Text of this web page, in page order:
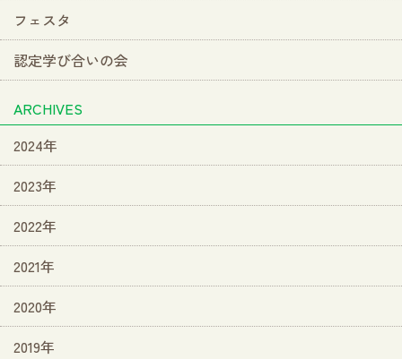
フェスタ
認定学び合いの会
ARCHIVES
2024年
2023年
2022年
2021年
2020年
2019年